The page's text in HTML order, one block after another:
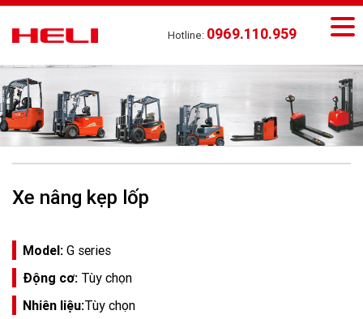
Hotline: 0969.110.959
Xe nâng kẹp lốp
Model: G series
Động cơ: Tùy chọn
Nhiên liệu:Tùy chọn